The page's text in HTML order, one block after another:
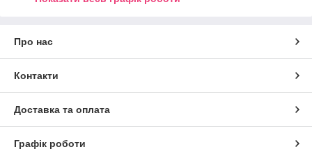
Про нас
Контакти
Доставка та оплата
Графік роботи